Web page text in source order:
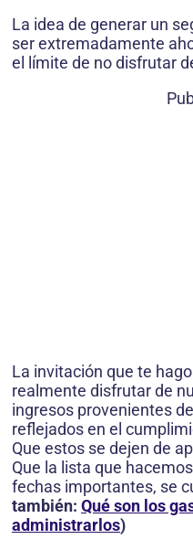
La idea de generar un
ser extremadamente
el límite de no disfrutar
La invitación que te
realmente disfrutar de
ingresos provenientes
reflejados en el
Que estos se dejen de
Que la lista que
fechas importantes, se
también: Qué son los
administrarlos)